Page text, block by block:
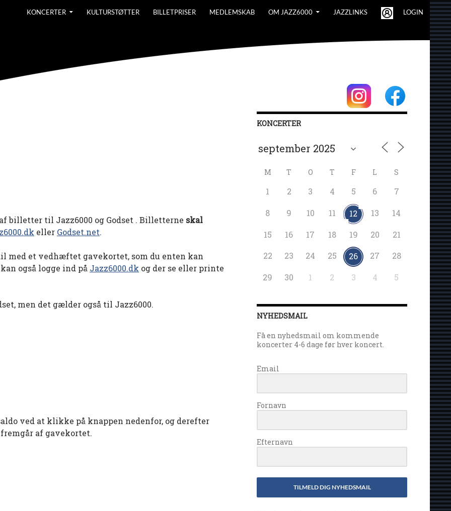
KONCERTER KULTURSTØTTER BILLETPRISER MEDLEMSKAB OM JAZZ6000 JAZZLINKS LOGIN
billetter til Jazz6000 og Godset . Billetterne skal
eller Godset.net.
med et vedhæftet gavekortet, som du enten kan
også logge ind på Jazz6000.dk og der se eller printe
men det gælder også til Jazz6000.
ved at klikke på knappen nedenfor, og derefter
af gavekortet.
KONCERTER
M T O T F L S
1 2 3 4 5 6 7
8 9 10 11 12 13 14
15 16 17 18 19 20 21
22 23 24 25 26 27 28
29 30 1 2 3 4 5
NYHEDSMAIL
Få en nyhedsmail om kommende
koncerter 4-6 dage før hver koncert.
Email
Fornavn
Efternavn
TILMELD DIG NYHEDSMAIL